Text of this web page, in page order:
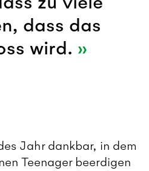
dass das
wird.
Jahr dankbar, in dem
Teenager beerdigen